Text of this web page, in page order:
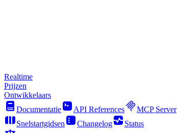
Realtime
Prijzen
Ontwikkelaars
Documentatie
API References MCP Server
Snelstartgidsen
Changelog
Status